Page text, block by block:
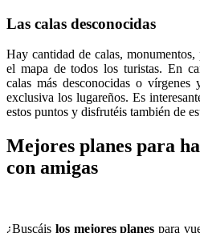
Las calas desconocidas
Hay cantidad de calas, monumentos,
el mapa de todos los turistas. En
calas más desconocidas o
exclusiva los lugareños. Es
estos puntos y disfrutéis también de
Mejores planes para
con amigas
¿Buscáis los mejores planes para